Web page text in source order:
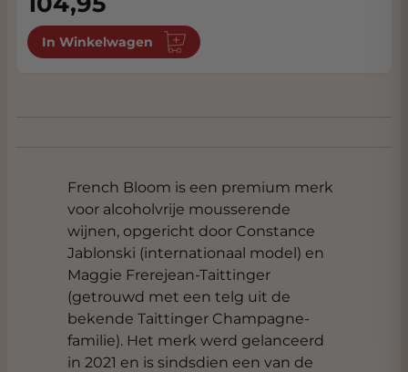
In Winkelwagen
French Bloom is een premium merk
voor alcoholvrije mousserende
wijnen, opgericht door Constance
Jablonski (internationaal model) en
Maggie Frerejean-Taittinger
(getrouwd met een telg uit de
bekende Taittinger Champagne-
familie). Het merk werd gelanceerd
in 2021 en is sindsdien een van de